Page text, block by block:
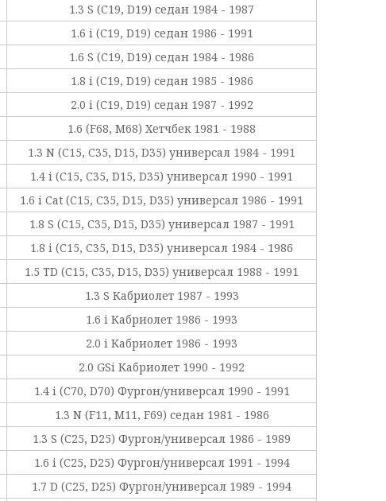
1.3 S (C19, D19) седан 1984 - 1987
1.6 i (C19, D19) седан 1986 - 1991
1.6 S (C19, D19) седан 1984 - 1986
1.8 i (C19, D19) седан 1985 - 1986
2.0 i (C19, D19) седан 1987 - 1992
1.6 (F68, M68) Хетчбек 1981 - 1988
1.3 N (C15, C35, D15, D35) универсал 1984 - 1991
1.4 i (C15, C35, D15, D35) универсал 1990 - 1991
1.6 i Cat (C15, C35, D15, D35) универсал 1986 - 1991
1.8 S (C15, C35, D15, D35) универсал 1987 - 1991
1.8 i (C15, C35, D15, D35) универсал 1984 - 1986
1.5 TD (C15, C35, D15, D35) универсал 1988 - 1991
1.3 S Кабриолет 1987 - 1993
1.6 i Кабриолет 1986 - 1993
2.0 i Кабриолет 1986 - 1993
2.0 GSi Кабриолет 1990 - 1992
1.4 i (C70, D70) Фургон/универсал 1990 - 1991
1.3 N (F11, M11, F69) седан 1981 - 1986
1.3 S (C25, D25) Фургон/универсал 1986 - 1989
1.6 i (C25, D25) Фургон/универсал 1991 - 1994
1.7 D (C25, D25) Фургон/универсал 1989 - 1994